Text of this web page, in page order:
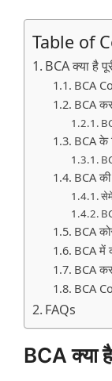
Table of
BCA क्या है
BCA
BCA
BCA के
BCA
BCA
BCA में
BCA
BCA
FAQs
BCA क्या